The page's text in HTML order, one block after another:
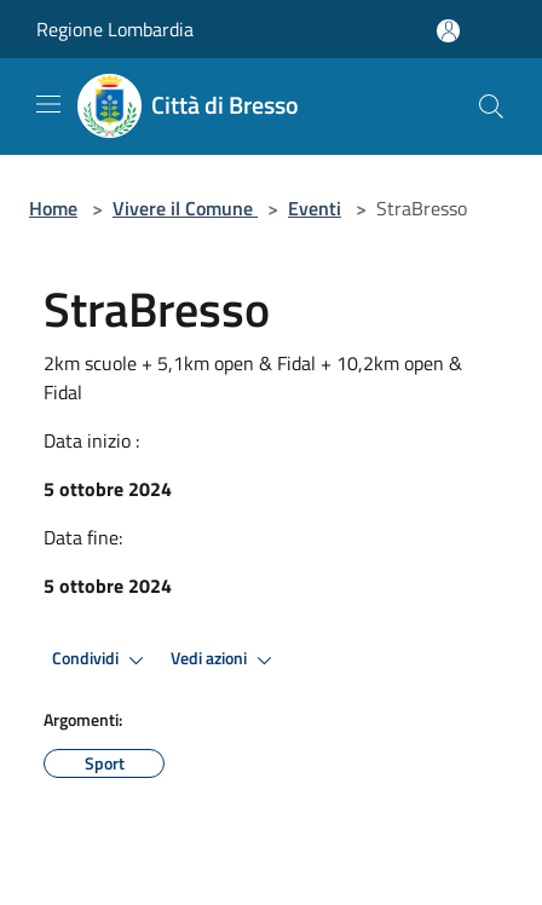
Regione Lombardia
Città di Bresso
Home > Vivere il Comune > Eventi > StraBresso
StraBresso
2km scuole + 5,1km open & Fidal + 10,2km open &
Fidal
Data inizio :
5 ottobre 2024
Data fine:
5 ottobre 2024
Condividi Vedi azioni
Argomenti:
Sport